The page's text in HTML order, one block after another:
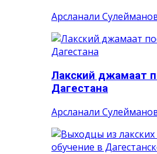
Арсланали
Лакский джамаат
Дагестана
Арсланали